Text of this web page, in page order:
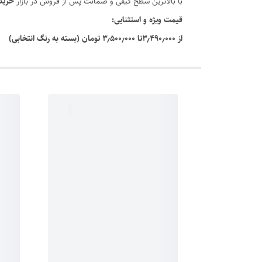
قیمت ویژه و استثنایی:
از ۳٫۴۹۰٫۰۰۰تا ۳٫۵۰۰٫۰۰۰ تومان (بسته به رنگ انتخابی)